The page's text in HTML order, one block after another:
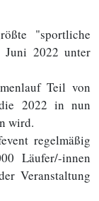
"sportliche
Juni 2022 unter
Teil von
die 2022 in nun
wird.
regelmäßig
Läufer/-innen
Veranstaltung